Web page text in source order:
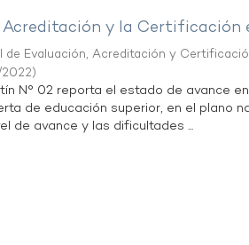
y la Certificación
de Evaluación, Acreditación y
)
N° 02 reporta el estado de avance
de educación superior, en el plano
de avance y las dificultades ...